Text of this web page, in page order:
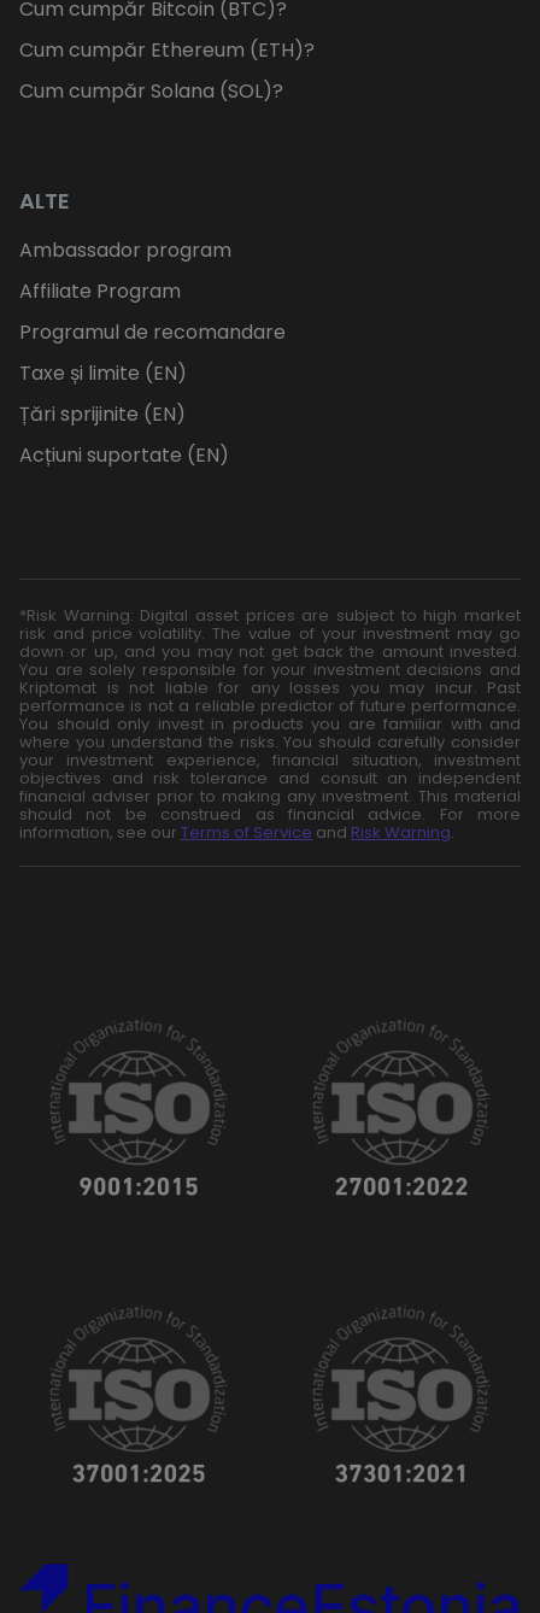
Cum cumpăr Bitcoin (BTC)?
Cum cumpăr Ethereum (ETH)?
Cum cumpăr Solana (SOL)?
ALTE
Ambassador program
Affiliate Program
Programul de recomandare
Taxe și limite (EN)
Țări sprijinite (EN)
Acțiuni suportate (EN)
*Risk Warning: Digital asset prices are subject to high market
risk and price volatility. The value of your investment may go
down or up, and you may not get back the amount invested.
You are solely responsible for your investment decisions and
Kriptomat is not liable for any losses you may incur. Past
performance is not a reliable predictor of future performance.
You should only invest in products you are familiar with and
where you understand the risks. You should carefully consider
your investment experience, financial situation, investment
objectives and risk tolerance and consult an independent
financial adviser prior to making any investment. This material
should not be construed as financial advice. For more
information, see our Terms of Service and Risk Warning.